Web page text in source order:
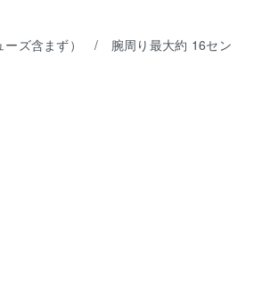
ーズ含まず） / 腕周り最大約 16セン